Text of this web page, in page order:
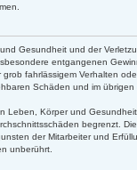
Gesundheit und der
entgangenen
fahrlässigem Verhalten
Schäden und im
Körper und
begrenzt.
der Mitarbeiter und
unberührt.